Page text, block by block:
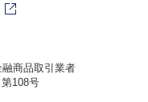
商品取引業者
108号